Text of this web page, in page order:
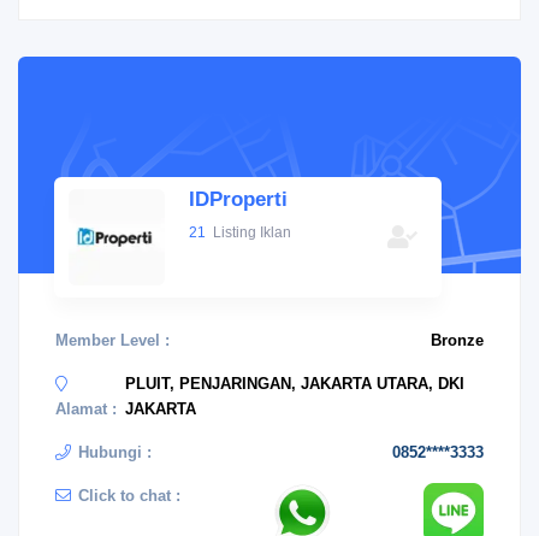
IDProperti
21 Listing Iklan
Member Level : Bronze
Alamat :
PLUIT, PENJARINGAN, JAKARTA UTARA, DKI
JAKARTA
Hubungi : 0852****3333
Click to chat :